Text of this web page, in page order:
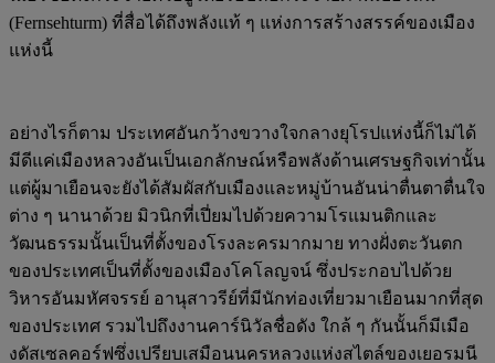
(Fernsehturm) ที่สื่อได้ถึงพลังแท้ ๆ แห่งการสร้างสรรค์ของเมือง
แห่งนี้
อย่างไรก็ตาม ประเทศอันกว้างขวางใจกลางยุโรปแห่งนี้ก็ไม่ได้
มีดีแค่เมืองหลวงอันเป็นเอกลักษณ์หรือพลังด้านเศรษฐกิจเท่านั้น
แต่ผู้มาเยือนจะยังได้สัมผัสกับเมืองและหมู่บ้านอันน่าตื่นตาตื่นใจ
ต่าง ๆ นานาด้วย มิวนิกที่เปี่ยมไปด้วยความโรแมนติกและ
วัฒนธรรมนั้นเป็นที่ตั้งของโรงละครมากมาย ทางฝั่งตะวันตก
ของประเทศเป็นที่ตั้งของเมืองโคโลญจน์ ซึ่งประกอบไปด้วย
วิหารอันมหัศจรรย์ อานุสาวรีย์ที่มีนักท่องเที่ยวมาเยือนมากที่สุด
ของประเทศ รวมไปถึงงานคาร์นิวัลชื่อดัง ใกล้ ๆ กันนั้นก็มีเมือ
งดัสเซลคอร์ฟซึ่งเปรียบเสมือนนครหลวงแห่งสไตล์ของเยอรมนี